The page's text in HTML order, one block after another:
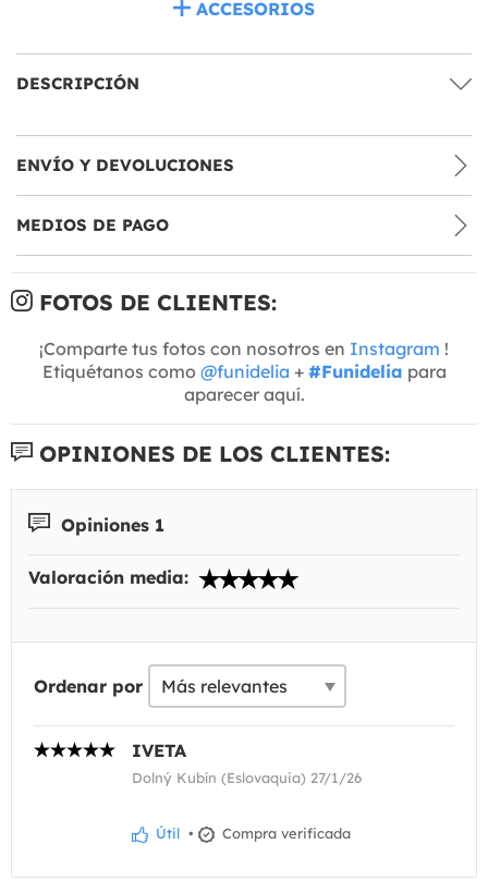
ACCESORIOS
DESCRIPCIÓN
ENVÍO Y DEVOLUCIONES
MEDIOS DE PAGO
FOTOS DE CLIENTES:
¡Comparte tus fotos con nosotros en Instagram !
Etiquétanos como @funidelia + #Funidelia para
aparecer aquí.
OPINIONES DE LOS CLIENTES:
Opiniones 1
Valoración media:
Ordenar por
IVETA
Dolný Kubín (Eslovaquia) 27/1/26
Útil • Compra verificada